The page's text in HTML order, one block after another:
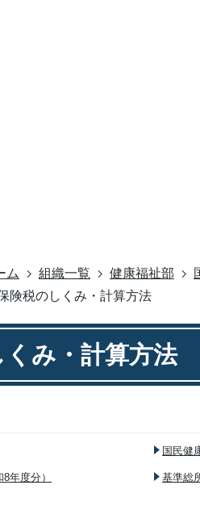
ム 組織一覧 健康福祉部
険税のしくみ・計算方法
み・計算方法
国民健
年度分） 基準総